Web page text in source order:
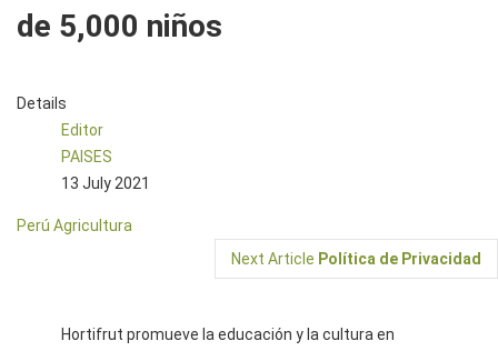
de 5,000 niños
Details
Editor
PAISES
13 July 2021
Perú Agricultura
Next Article Política de Privacidad
Hortifrut promueve la educación y la cultura en